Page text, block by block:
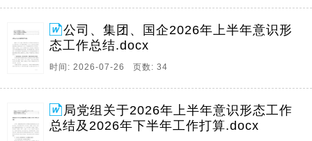
公司、集团、国企2026年上半年意识形
态工作总结.docx
时间: 2026-07-26 页数: 34
局党组关于2026年上半年意识形态工作
总结及2026年下半年工作打算.docx